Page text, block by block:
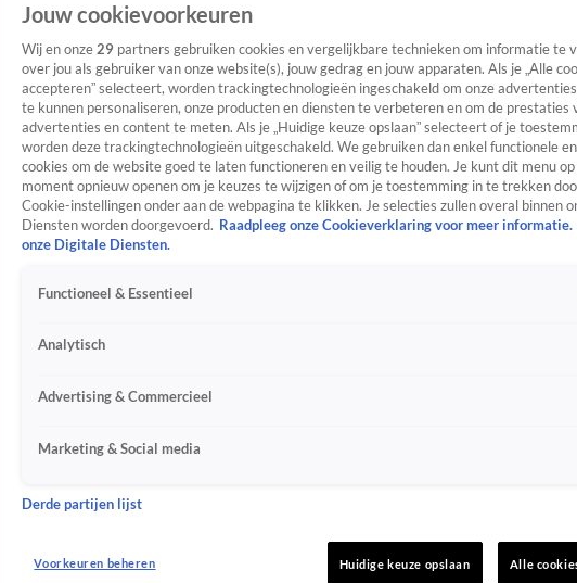
Jouw cookievoorkeuren
Wij en onze 29 partners gebruiken cookies en vergelijkbare technieken om informatie te
over jou als gebruiker van onze website(s), jouw gedrag en jouw apparaten. Als je „Alle
accepteren” selecteert, worden trackingtechnologieën ingeschakeld om onze
te kunnen personaliseren, onze producten en diensten te verbeteren en om de prestaties
advertenties en content te meten. Als je „Huidige keuze opslaan” selecteert of je
worden deze trackingtechnologieën uitgeschakeld. We gebruiken dan enkel functionele
cookies om de website goed te laten functioneren en veilig te houden. Je kunt dit menu
moment opnieuw openen om je keuzes te wijzigen of om je toestemming in te trekken
Cookie-instellingen onder aan de webpagina te klikken. Je selecties zullen overal binnen
Diensten worden doorgevoerd. Raadpleeg onze Cookieverklaring voor meer informatie.
onze Digitale Diensten.
Functioneel & Essentieel
Analytisch
Advertising & Commercieel
Marketing & Social media
Derde partijen lijst
Voorkeuren beheren Huidige keuze opslaan Alle